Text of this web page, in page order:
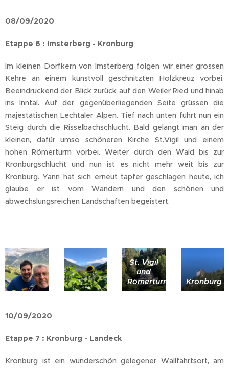
08/09/2020
Etappe 6 : Imsterberg - Kronburg
Im kleinen Dorfkern von Imsterberg folgen wir einer grossen
Kehre an einem kunstvoll geschnitzten Holzkreuz vorbei.
Beeindruckend der Blick zurück auf den Weiler Ried und hinab
ins Inntal. Auf der gegenüberliegenden Seite grüssen die
majestätischen Lechtaler Alpen. Tief nach unten führt nun ein
Steig durch die Risselbachschlucht. Bald gelangt man an der
kleinen, dafür umso schöneren Kirche St.Vigil und einem
hohen Römerturm vorbei. Weiter durch den Wald bis zur
Kronburgschlucht und nun ist es nicht mehr weit bis zur
Kronburg. Yann hat sich erneut tapfer geschlagen heute, ich
glaube er ist vom Wandern und den schönen und
abwechslungsreichen Landschaften begeistert.
St. Vigil
und
Römerturm
Kronburg
10/09/2020
Etappe 7 : Kronburg - Landeck
Kronburg ist ein wunderschön gelegener Wallfahrtsort, am